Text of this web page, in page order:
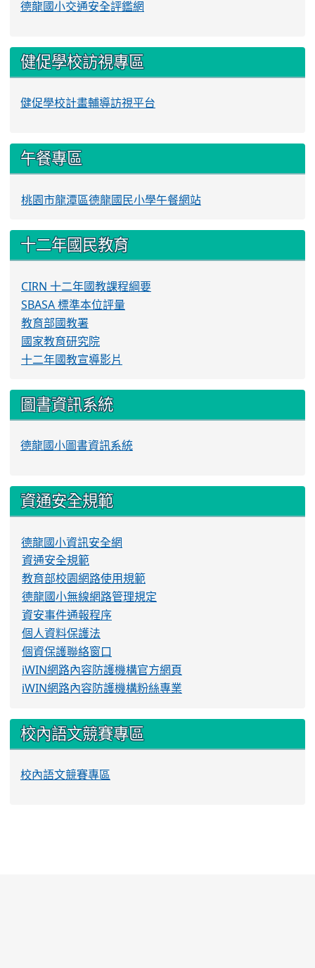
德龍國小交通安全評鑑網
健促學校訪視專區
健促學校計畫輔導訪視平台
午餐專區
桃園市龍潭區德龍國民小學午餐網站
十二年國民教育
CIRN 十二年國教課程綱要
SBASA 標準本位評量
教育部國教署
國家教育研究院
十二年國教宣導影片
圖書資訊系統
德龍國小圖書資訊系統
資通安全規範
德龍國小資訊安全網
資通安全規範
教育部校園網路使用規範
德龍國小無線網路管理規定
資安事件通報程序
個人資料保護法
個資保護聯絡窗口
iWIN網路內容防護機構官方網頁
iWIN網路內容防護機構粉絲專業
校內語文競賽專區
校內語文競賽專區